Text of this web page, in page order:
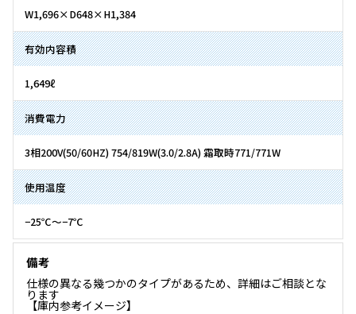
W1,696×D648×H1,384
有効内容積
1,649ℓ
消費電力
3相200V(50/60HZ) 754/819W(3.0/2.8A) 霜取時771/771W
使用温度
−25℃〜−7℃
備考
仕様の異なる幾つかのタイプがあるため、詳細はご相談とな
ります
【庫内参考イメージ】